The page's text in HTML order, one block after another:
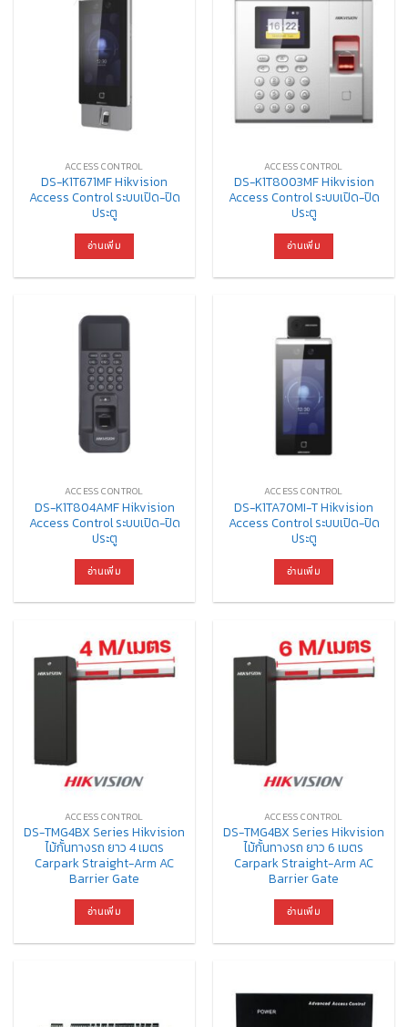
ACCESS CONTROL
DS-K1T671MF Hikvision
Access Control ระบบเปิด-ปิด
ประตู
อ่านเพิ่ม
ACCESS CONTROL
DS-K1T8003MF Hikvision
Access Control ระบบเปิด-ปิด
ประตู
อ่านเพิ่ม
ACCESS CONTROL
DS-K1T804AMF Hikvision
Access Control ระบบเปิด-ปิด
ประตู
อ่านเพิ่ม
ACCESS CONTROL
DS-K1TA70MI-T Hikvision
Access Control ระบบเปิด-ปิด
ประตู
อ่านเพิ่ม
ACCESS CONTROL
DS-TMG4BX Series Hikvision
ไม้กั้นทางรถ ยาว 4 เมตร
Carpark Straight-Arm AC
Barrier Gate
อ่านเพิ่ม
ACCESS CONTROL
DS-TMG4BX Series Hikvision
ไม้กั้นทางรถ ยาว 6 เมตร
Carpark Straight-Arm AC
Barrier Gate
อ่านเพิ่ม